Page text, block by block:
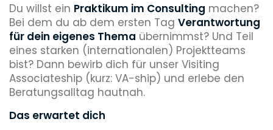
Du willst ein Praktikum im Consulting machen?
Bei dem du ab dem ersten Tag Verantwortung
für dein eigenes Thema übernimmst? Und Teil
eines starken (internationalen) Projektteams
bist? Dann bewirb dich für unser Visiting
Associateship (kurz: VA-ship) und erlebe den
Beratungsalltag hautnah.
Das erwartet dich